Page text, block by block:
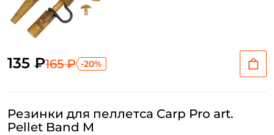
135 ₽165 ₽ -20%
Резинки для пеллетса Carp Pro art.
Pellet Band M